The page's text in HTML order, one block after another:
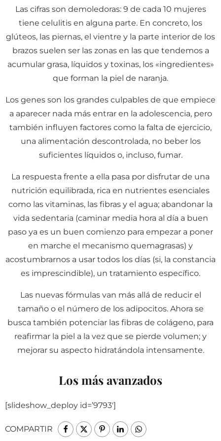
Las cifras son demoledoras: 9 de cada 10 mujeres
tiene celulitis en alguna parte. En concreto, los
glúteos, las piernas, el vientre y la parte interior de los
brazos suelen ser las zonas en las que tendemos a
acumular grasa, líquidos y toxinas, los «ingredientes»
que forman la piel de naranja.
Los genes son los grandes culpables de que empiece
a aparecer nada más entrar en la adolescencia, pero
también influyen factores como la falta de ejercicio,
una alimentación descontrolada, no beber los
suficientes líquidos o, incluso, fumar.
La respuesta frente a ella pasa por disfrutar de una
nutrición equilibrada, rica en nutrientes esenciales
como las vitaminas, las fibras y el agua; abandonar la
vida sedentaria (caminar media hora al día a buen
paso ya es un buen comienzo para empezar a poner
en marche el mecanismo quemagrasas) y
acostumbrarnos a usar todos los días (si, la constancia
es imprescindible), un tratamiento específico.
Las nuevas fórmulas van más allá de reducir el
tamaño o el número de los adipocitos. Ahora se
busca también potenciar las fibras de colágeno, para
reafirmar la piel a la vez que se pierde volumen; y
mejorar su aspecto hidratándola intensamente.
Los más avanzados
[slideshow_deploy id=’9793′]
COMPARTIR